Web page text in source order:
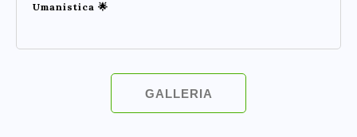
Umanistica 🌟
GALLERIA